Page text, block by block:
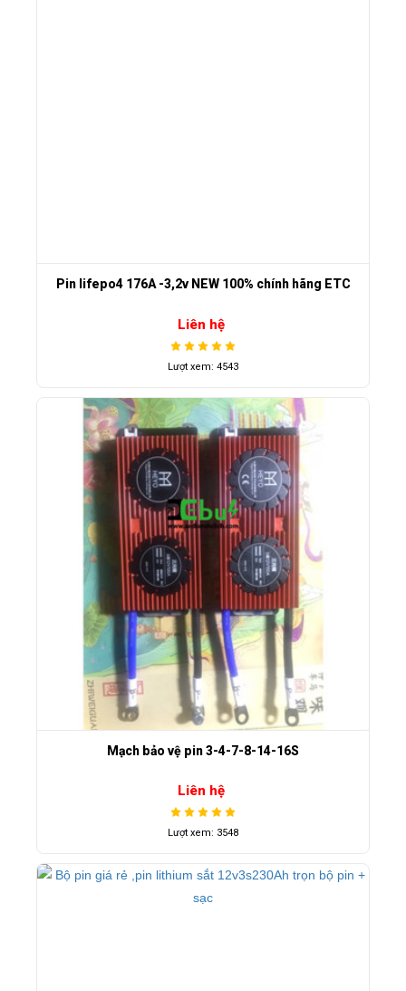
Pin lifepo4 176A -3,2v NEW 100% chính hãng ETC
Liên hệ
Lượt xem: 4543
Mạch bảo vệ pin 3-4-7-8-14-16S
Liên hệ
Lượt xem: 3548